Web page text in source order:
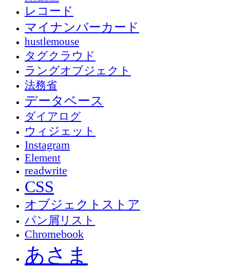
レコード
マイナンバーカード
hustlemouse
タグクラウド
ラングオブジェクト
法務省
データベース
ダイアログ
ウィジェット
Instagram
Element
readwrite
CSS
オブジェクトストア
パン屑リスト
Chromebook
あさま